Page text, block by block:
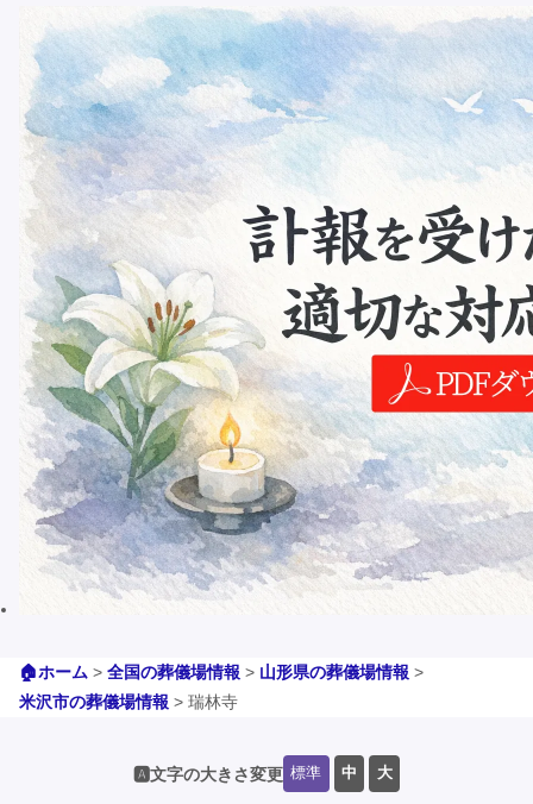
🏠ホーム > 全国の葬儀場情報 > 山形県の葬儀場情報 >
米沢市の葬儀場情報 > 瑞林寺
🅰️文字の大きさ変更 標準 中 大